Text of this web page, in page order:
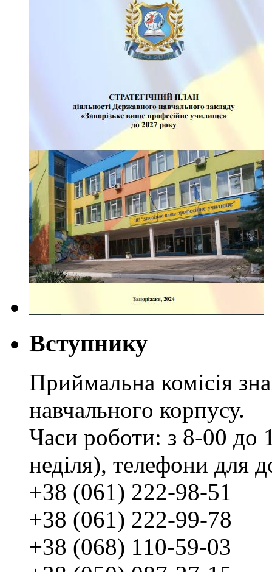
Вступнику
Приймальна комісія
навчального корпусу.
Часи роботи: з 8-00 до
неділя), телефони для
+38 (061) 222-98-51
+38 (061) 222-99-78
+38 (068) 110-59-03